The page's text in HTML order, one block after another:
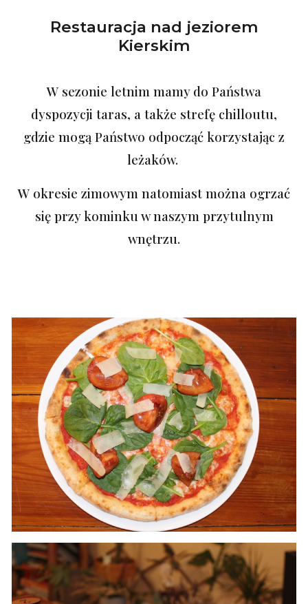
Restauracja nad jeziorem
Kierskim
W sezonie letnim mamy do Państwa
dyspozycji taras, a także strefę chilloutu,
gdzie mogą Państwo odpocząć korzystając z
leżaków.
W okresie zimowym natomiast można ogrzać
się przy kominku w naszym przytulnym
wnętrzu.